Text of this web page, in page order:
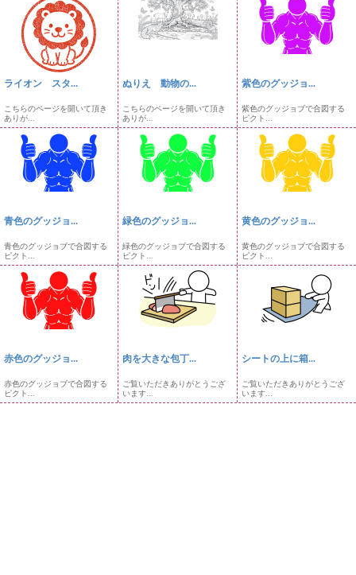
ライオン スタ...
こちらのページを開いて頂き
ありが...
ぬりえ 動物の...
こちらのページを開いて頂き
ありが...
紫色のグッジョ...
紫色のグッジョブで合図する
ピクト...
青色のグッジョ...
青色のグッジョブで合図する
ピクト...
緑色のグッジョ...
緑色のグッジョブで合図する
ピクト...
黄色のグッジョ...
黄色のグッジョブで合図する
ピクト...
赤色のグッジョ...
赤色のグッジョブで合図する
ピクト...
肉を大きな包丁...
ご覧いただきありがとうござ
います...
シートの上に箱...
ご覧いただきありがとうござ
います...